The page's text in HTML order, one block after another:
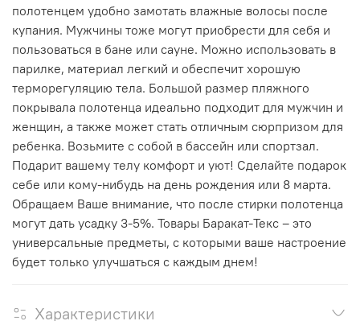
полотенцем удобно замотать влажные волосы после
купания. Мужчины тоже могут приобрести для себя и
пользоваться в бане или сауне. Можно использовать в
парилке, материал легкий и обеспечит хорошую
терморегуляцию тела. Большой размер пляжного
покрывала полотенца идеально подходит для мужчин и
женщин, а также может стать отличным сюрпризом для
ребенка. Возьмите с собой в бассейн или спортзал.
Подарит вашему телу комфорт и уют! Сделайте подарок
себе или кому-нибудь на день рождения или 8 марта.
Обращаем Ваше внимание, что после стирки полотенца
могут дать усадку 3-5%. Товары Баракат-Текс – это
универсальные предметы, с которыми ваше настроение
будет только улучшаться с каждым днем!
Характеристики